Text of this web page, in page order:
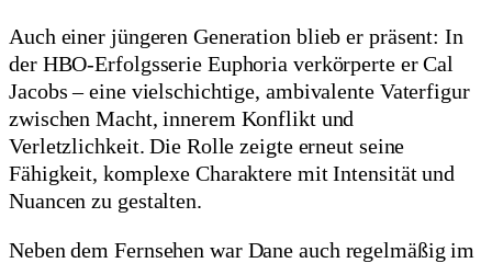
Auch einer jüngeren Generation blieb er präsent: In
der HBO-Erfolgsserie Euphoria verkörperte er Cal
Jacobs – eine vielschichtige, ambivalente Vaterfigur
zwischen Macht, innerem Konflikt und
Verletzlichkeit. Die Rolle zeigte erneut seine
Fähigkeit, komplexe Charaktere mit Intensität und
Nuancen zu gestalten.
Neben dem Fernsehen war Dane auch regelmäßig im